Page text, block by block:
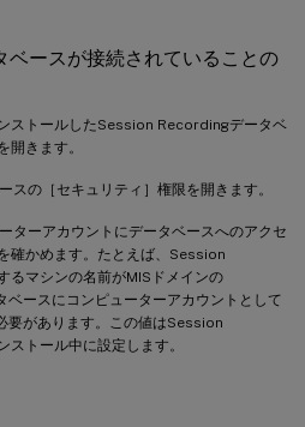
ースが接続されていることの
ストールしたSession Recordingデータベ
開きます。
の［セキュリティ］権限を開きます。
ーアカウントにデータベースへのアクセ
確かめます。たとえば、Session
るマシンの名前がMISドメインの
ベースにコンピューターアカウントとして
要があります。この値はSession
トール中に設定します。